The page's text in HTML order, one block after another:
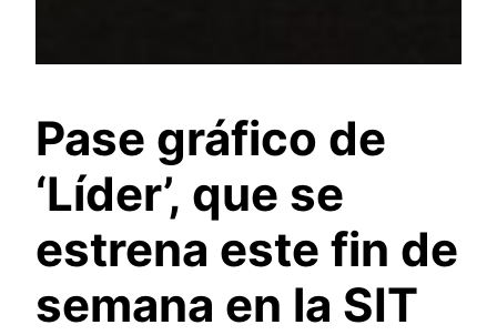
Pase gráfico de
‘Líder’, que se
estrena este fin de
semana en la SIT